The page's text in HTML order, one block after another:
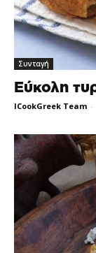
Συνταγή
Εύκολη
ICookGreek Team -